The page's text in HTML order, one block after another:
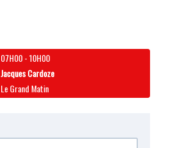
07H00-10H00
Jacques Cardoze
Le Grand Matin